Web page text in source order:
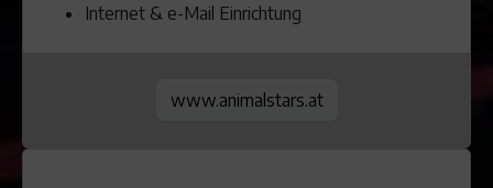
Internet & e-Mail Einrichtung
www.animalstars.at